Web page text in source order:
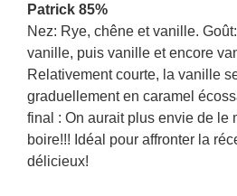
Patrick 85%
Nez: Rye, chêne et vanille.
vanille, puis vanille et encore
Relativement courte, la vanille
graduellement en caramel
final : On aurait plus envie de le
boire!!! Idéal pour affronter la
délicieux!